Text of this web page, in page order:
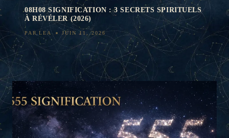
08H08 SIGNIFICATION : 3 SECRETS SPIRITUELS
À RÉVÉLER (2026)
PAR LEA JUIN 11, 2026